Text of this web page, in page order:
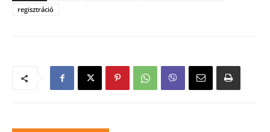
regisztráció